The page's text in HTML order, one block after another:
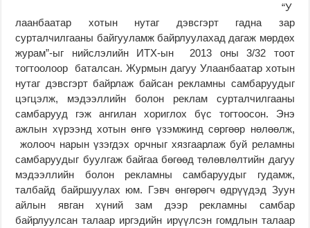
“У
лаанбаатар хотын нутаг дэвсгэрт гадна зар
сурталчилгааны байгууламж байрлуулахад дагаж мөрдөх
журам”-ыг нийслэлийн ИТХ-ын 2013 оны 3/32 тоот
тогтоолоор баталсан. Журмын дагуу Улаанбаатар хотын
нутаг дэвсгэрт байрлаж байсан рекламны самбаруудыг
цэгцэлж, мэдээллийн болон реклам сурталчилгааны
самбарууд гэж ангилан хориглох бүс тогтоосон. Энэ
ажлын хүрээнд хотын өнгө үзэмжинд сөргөөр нөлөөлж,
жолооч нарын үзэгдэх орчныг хязгаарлаж буй реламны
самбаруудыг буулгаж байгаа бөгөөд төлөвлөлтийн дагуу
мэдээллийн болон рекламны самбаруудыг гудамж,
талбайд байршуулах юм. Гэвч өнгөрөгч өдрүүдэд Зуун
айлын явган хүний зам дээр рекламны самбар
байрлуулсан талаар иргэдийн ирүүлсэн гомдлын талаар